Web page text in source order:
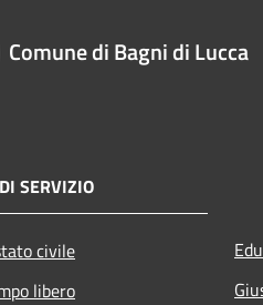
Comune di Bagni di Lucca
SERVIZIO
civile
libero